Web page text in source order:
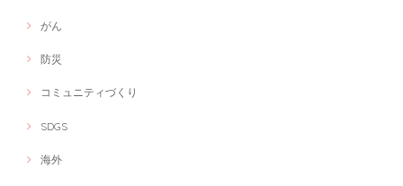
がん
防災
コミュニティづくり
SDGS
海外